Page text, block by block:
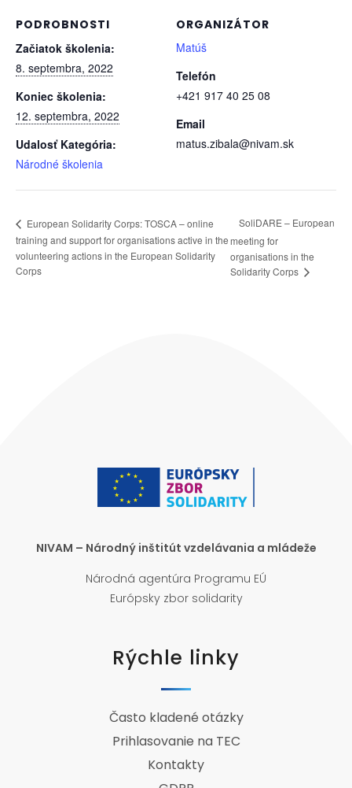
PODROBNOSTI
Začiatok školenia:
8. septembra, 2022
Koniec školenia:
12. septembra, 2022
Udalosť Kategória:
Národné školenia
ORGANIZÁTOR
Matúš
Telefón
+421 917 40 25 08
Email
matus.zibala@nivam.sk
European Solidarity Corps: TOSCA – online
training and support for organisations active in the
volunteering actions in the European Solidarity
Corps
SoliDARE – European
meeting for
organisations in the
Solidarity Corps
NIVAM – Národný inštitút vzdelávania a mládeže
Národná agentúra Programu EÚ
Európsky zbor solidarity
Rýchle linky
Často kladené otázky
Prihlasovanie na TEC
Kontakty